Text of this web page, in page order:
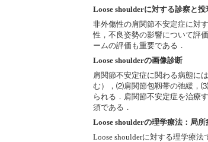
Loose shoulderに対する診察と
非外傷性の肩関節不安定症に対
性，不良姿勢の影響について評
ームの評価も重要である．
Loose shoulderの画像診断
肩関節不安定症に関わる病態に
む），⑵肩関節包靱帯の弛緩，
られる．肩関節不安定症を治療
須である．
Loose shoulderの理学療法：局
Loose shoulderに対する理学療